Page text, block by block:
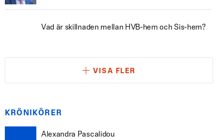
Vad är skillnaden mellan HVB-hem och Sis-hem?
VISA FLER
KRÖNIKÖRER
Alexandra Pascalidou